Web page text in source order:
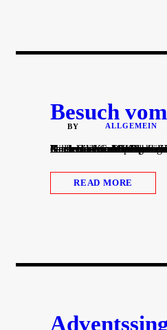
Besuch
BY ALLGEMEIN
Auch in diesem Jahr besuchte der Nikolaus die Kinder der Grundschule Söllingen, die sich am 5. Dezember im Musikpavillon versammelt hatten. Nach einer musikalischen Begrüßung des Nikolaus durch die Kinder trugen sie weitere Lieder und tolle Gedichte vor. Die Dambedeis und Mandarinen als Dank für ihre Aufführungen hatten sie sich auf jeden Fall verdient. Alle Klassen durften sich darüber hinaus über zahlreiche neue Spielzeuge für den Pausenhof und Spiele für...
READ MORE